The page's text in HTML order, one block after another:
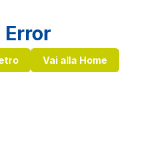
Error
Vai alla Home